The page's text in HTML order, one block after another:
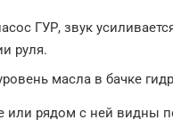
ГУР, звук
руля.
масла в бачке
или рядом с ней видны